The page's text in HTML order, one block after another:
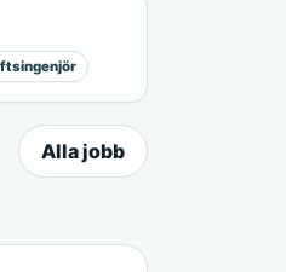
Alla jobb